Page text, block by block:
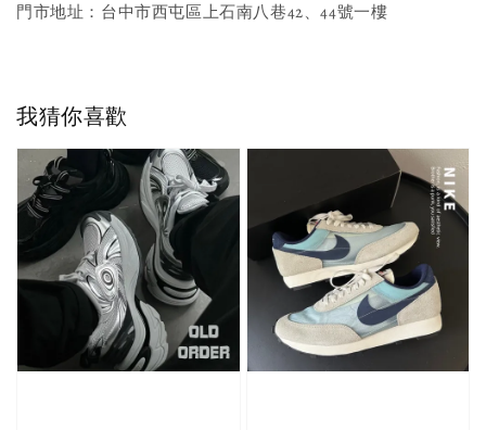
門市地址：台中市西屯區上石南八巷42、44號一樓
我猜你喜歡